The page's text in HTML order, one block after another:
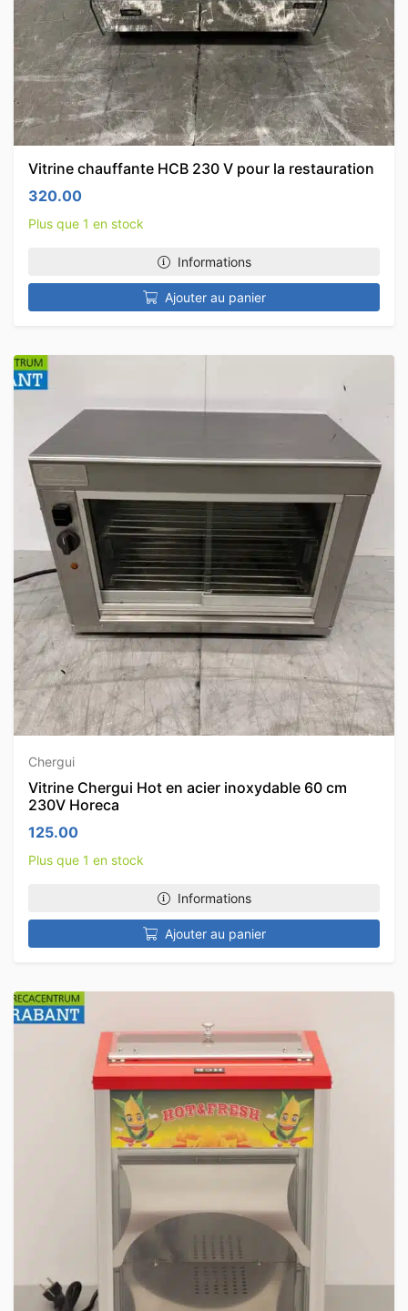
Vitrine chauffante HCB 230 V pour la restauration
320.00
Plus que 1 en stock
Informations
Ajouter au panier
Chergui
Vitrine Chergui Hot en acier inoxydable 60 cm
230V Horeca
125.00
Plus que 1 en stock
Informations
Ajouter au panier